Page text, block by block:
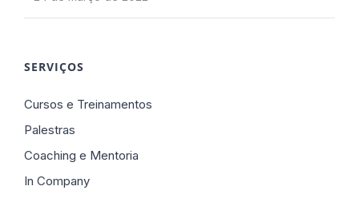
SERVIÇOS
Cursos e Treinamentos
Palestras
Coaching e Mentoria
In Company